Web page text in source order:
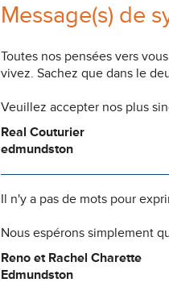
Message(s) de
Toutes nos pensées vers
vivez. Sachez que dans le
Veuillez accepter nos plus
Real Couturier
edmundston
Il n'y a pas de mots pour
Nous espérons simplement
Reno et Rachel Charette
Edmundston